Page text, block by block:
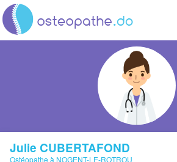
Julie CUBERTAFOND
Ostéopathe à NOGENT-LE-ROTROU